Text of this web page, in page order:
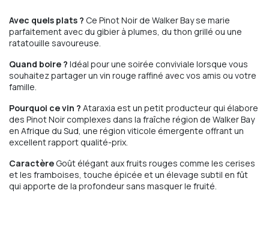
Avec quels plats ? Ce Pinot Noir de Walker Bay se marie
parfaitement avec du gibier à plumes, du thon grillé ou une
ratatouille savoureuse.
Quand boire ? Idéal pour une soirée conviviale lorsque vous
souhaitez partager un vin rouge raffiné avec vos amis ou votre
famille.
Pourquoi ce vin ? Ataraxia est un petit producteur qui élabore
des Pinot Noir complexes dans la fraîche région de Walker Bay
en Afrique du Sud, une région viticole émergente offrant un
excellent rapport qualité-prix.
CaractèreGoût élégant aux fruits rouges comme les cerises
et les framboises, touche épicée et un élevage subtil en fût
qui apporte de la profondeur sans masquer le fruité.